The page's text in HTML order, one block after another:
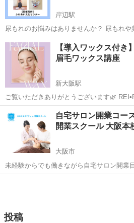
岸辺駅
尿もれのお悩みはありませんか？ 尿もれや頻尿などのお悩みを抱えて
いる方はとても多いです。 でもどうしたらいいかわからない、見よう
見まねでやってみたけどいまいち改善されない。 意識しに
のでこ...
大阪 吹田市 岸辺駅 その他
【導入ワックス付き
眉毛ワックス講座
新大阪駅
ご覧いただきありがとうございます🌿 REI•FLOW Academyでは、 フ
ェイシャルワックスを「ただ学ぶ」だけで
新大阪駅 その他
自宅サロン開業コー
開業スクール 大阪本
大阪市
未経験からでも働きながら自宅サロン開業
ャンを多く輩出したエステティック職業訓
投稿